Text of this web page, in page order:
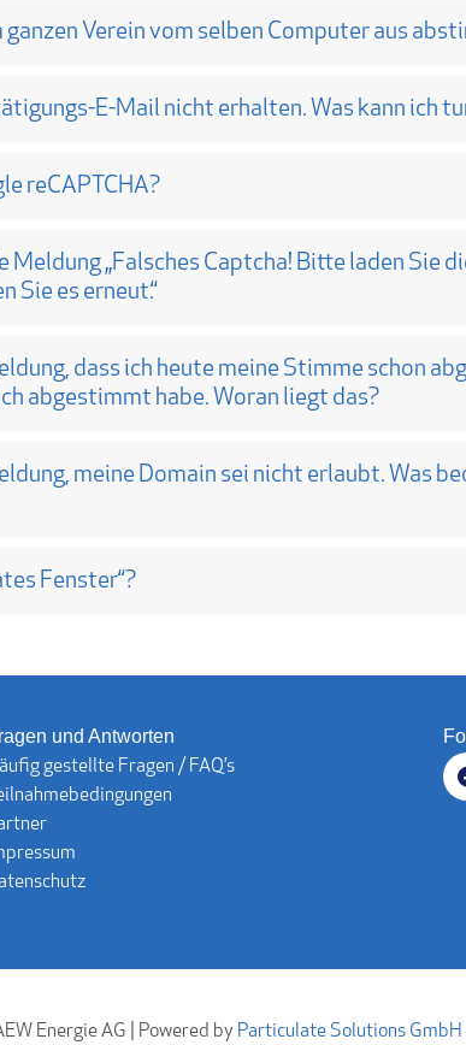
ganzen Verein vom selben Computer aus
E-Mail nicht erhalten. Was kann ich
reCAPTCHA?
Meldung „Falsches Captcha! Bitte laden Sie
Sie es erneut.“
dass ich heute meine Stimme schon
abgestimmt habe. Woran liegt das?
meine Domain sei nicht erlaubt. Was
Fenster“?
und Antworten
gestellte Fragen / FAQ’s
Energie AG | Powered by Particulate Solutions GmbH